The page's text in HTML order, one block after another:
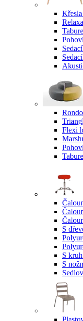
Rondo
Triangl
Flexi
S
S
S